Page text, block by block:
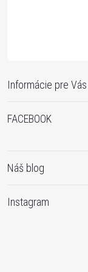
Informácie pre Vás
FACEBOOK
Náš blog
Instagram